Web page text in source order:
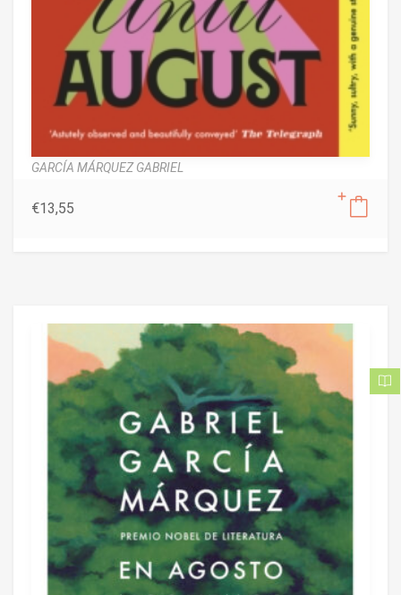
GARCÍA MÁRQUEZ GABRIEL
€13,55